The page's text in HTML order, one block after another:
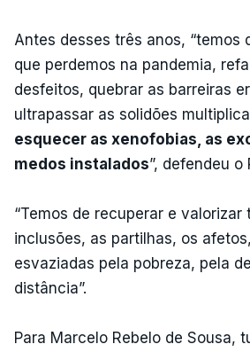
Antes desses três anos, “temos
que perdemos na pandemia,
desfeitos, quebrar as barreiras
ultrapassar as solidões
esquecer as xenofobias, as
medos instalados”, defendeu o
“Temos de recuperar e valorizar
inclusões, as partilhas, os
esvaziadas pela pobreza, pela
distância”.
Para Marcelo Rebelo de Sousa,